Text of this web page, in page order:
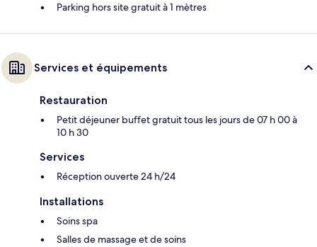
Parking hors site gratuit à 1 mètres
Services et équipements
Restauration
Petit déjeuner buffet gratuit tous les jours de 07 h 00 à
10 h 30
Services
Réception ouverte 24 h/24
Installations
Soins spa
Salles de massage et de soins